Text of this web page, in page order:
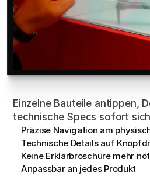
Hotspots
Einzelne Bauteile antippen,
technische Specs sofort
Präzise Navigation am
Technische Details auf
Keine Erklärbroschüre mehr
Anpassbar an jedes Produkt